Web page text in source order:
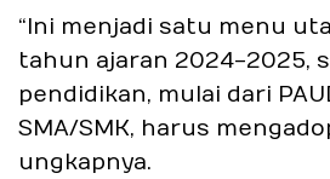
“Ini menjadi satu menu
tahun ajaran 2024-2025,
pendidikan, mulai dari
SMA/SMK, harus
ungkapnya.